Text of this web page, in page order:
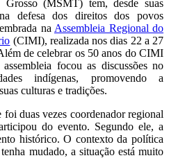
(MSMT) tem, desde suas
defesa dos direitos dos povos
na Assembleia Regional do
(CIMI), realizada nos dias 22 a 27
de celebrar os 50 anos do CIMI
focou as discussões no
indígenas, promovendo a
culturas e tradições.
duas vezes coordenador regional
do evento. Segundo ele, a
histórico. O contexto da política
mudado, a situação está muito